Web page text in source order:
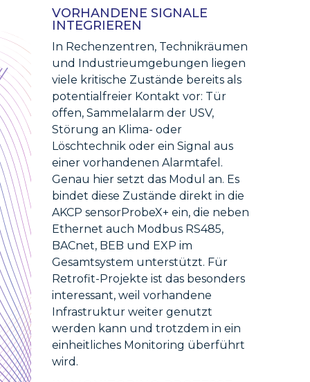
VORHANDENE SIGNALE
INTEGRIEREN
In Rechenzentren, Technikräumen
und Industrieumgebungen liegen
viele kritische Zustände bereits als
potentialfreier Kontakt vor: Tür
offen, Sammelalarm der USV,
Störung an Klima- oder
Löschtechnik oder ein Signal aus
einer vorhandenen Alarmtafel.
Genau hier setzt das Modul an. Es
bindet diese Zustände direkt in die
AKCP sensorProbeX+ ein, die neben
Ethernet auch Modbus RS485,
BACnet, BEB und EXP im
Gesamtsystem unterstützt. Für
Retrofit-Projekte ist das besonders
interessant, weil vorhandene
Infrastruktur weiter genutzt
werden kann und trotzdem in ein
einheitliches Monitoring überführt
wird.